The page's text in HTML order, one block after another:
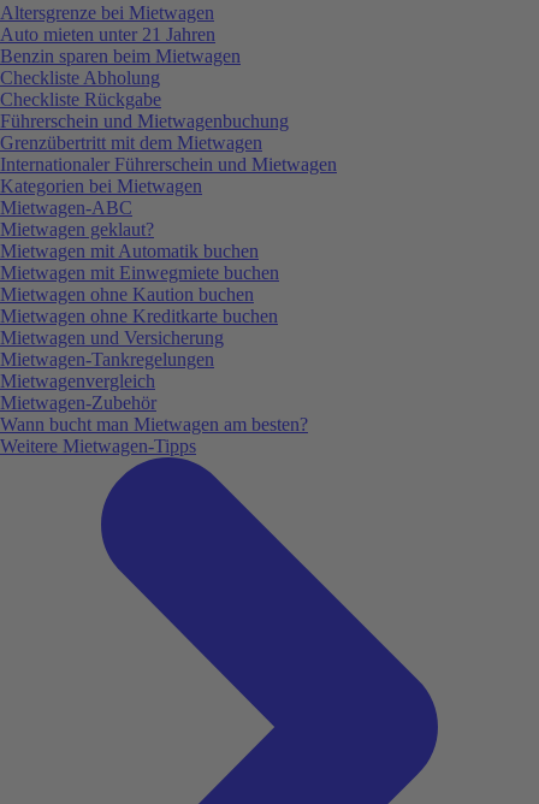
Altersgrenze bei Mietwagen
Auto mieten unter 21 Jahren
Benzin sparen beim Mietwagen
Checkliste Abholung
Checkliste Rückgabe
Führerschein und Mietwagenbuchung
Grenzübertritt mit dem Mietwagen
Internationaler Führerschein und Mietwagen
Kategorien bei Mietwagen
Mietwagen-ABC
Mietwagen geklaut?
Mietwagen mit Automatik buchen
Mietwagen mit Einwegmiete buchen
Mietwagen ohne Kaution buchen
Mietwagen ohne Kreditkarte buchen
Mietwagen und Versicherung
Mietwagen-Tankregelungen
Mietwagenvergleich
Mietwagen-Zubehör
Wann bucht man Mietwagen am besten?
Weitere Mietwagen-Tipps